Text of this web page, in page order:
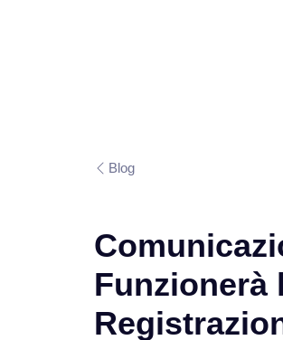
Blog
Funzionerà